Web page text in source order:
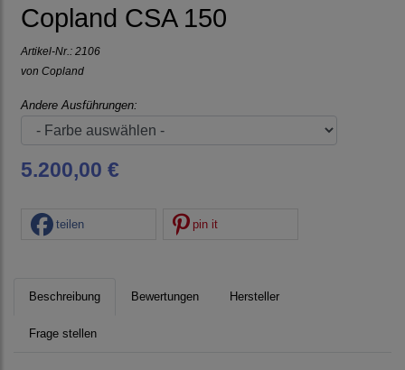
Copland CSA 150
Artikel-Nr.: 2106
von Copland
Andere Ausführungen:
5.200,00 €
teilen pin it
Beschreibung Bewertungen Hersteller
Frage stellen